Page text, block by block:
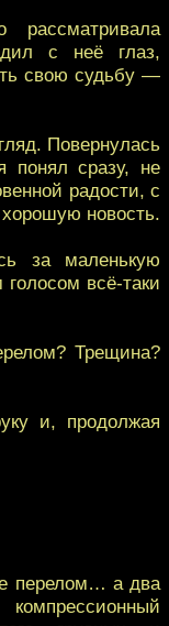
рассматривала
с неё глаз,
свою судьбу —
Повернулась
сразу, не
радости, с
хорошую новость.
за маленькую
всё-таки
Трещина?
и, продолжая
перелом… а два